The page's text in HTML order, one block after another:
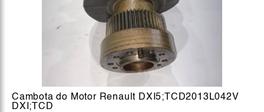
Cambota do Motor Renault DXI5;TCD2013L042V
DXI;TCD